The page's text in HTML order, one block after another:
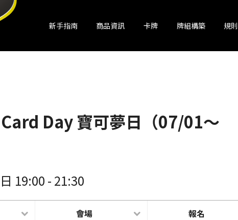
新手指南 商品資訊 卡牌 牌組構築 規則
Day 寶可夢日（07/01～
19:00 - 21:30
會場 報名